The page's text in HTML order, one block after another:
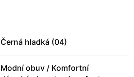
Černá hladká (04)
Modní obuv / Komfortní